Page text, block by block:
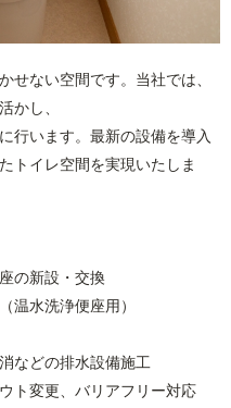
せない空間です。当社では、
かし、
行います。最新の設備を導入
トイレ空間を実現いたしま
の新設・交換
温水洗浄便座用）
などの排水設備施工
ト変更、バリアフリー対応